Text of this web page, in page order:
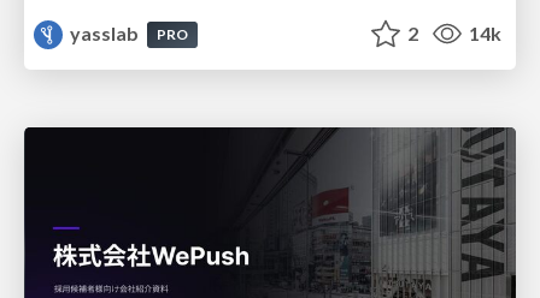
yasslab
PRO 2 14k